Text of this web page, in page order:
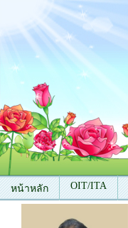
หน้าหลัก OIT/ITA
ติดต่อเรา